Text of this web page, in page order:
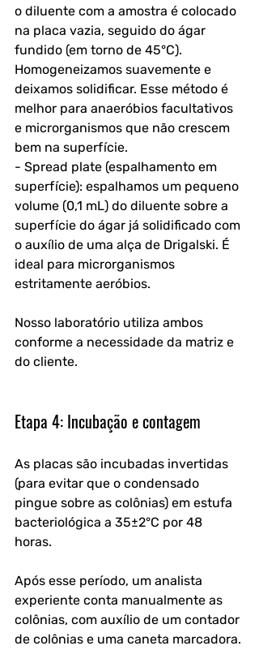
o diluente com a amostra é colocado
na placa vazia, seguido do ágar
fundido (em torno de 45°C).
Homogeneizamos suavemente e
deixamos solidificar. Esse método é
melhor para anaeróbios facultativos
e microrganismos que não crescem
bem na superfície.
- Spread plate (espalhamento em
superfície): espalhamos um pequeno
volume (0,1 mL) do diluente sobre a
superfície do ágar já solidificado com
o auxílio de uma alça de Drigalski. É
ideal para microrganismos
estritamente aeróbios.
Nosso laboratório utiliza ambos
conforme a necessidade da matriz e
do cliente.
Etapa 4: Incubação e contagem
As placas são incubadas invertidas
(para evitar que o condensado
pingue sobre as colônias) em estufa
bacteriológica a 35±2°C por 48
horas.
Após esse período, um analista
experiente conta manualmente as
colônias, com auxílio de um contador
de colônias e uma caneta marcadora.